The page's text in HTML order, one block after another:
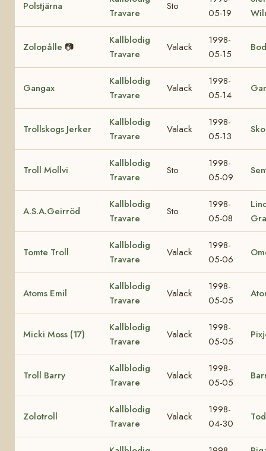
Polstjärna
Travare
Sto
05-19
Zolopålle 📷
Kallblodig
Travare
Valack
1998-
05-15
Gangax
Kallblodig
Travare
Valack
1998-
05-14
Trollskogs Jerker
Kallblodig
Travare
Valack
1998-
05-13
Troll Mollvi
Kallblodig
Travare
Sto
1998-
05-09
A.S.A.Geirröd
Kallblodig
Travare
Sto
1998-
05-08
Tomte Troll
Kallblodig
Travare
Valack
1998-
05-06
Atoms Emil
Kallblodig
Travare
Valack
1998-
05-05
Micki Moss (17)
Kallblodig
Travare
Valack
1998-
05-05
Troll Barry
Kallblodig
Travare
Valack
1998-
05-05
Zolotroll
Kallblodig
Travare
Valack
1998-
04-30